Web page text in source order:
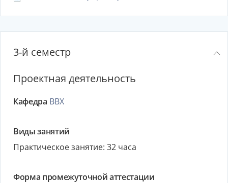
3-й семестр
Проектная деятельность
Кафедра ВВХ
Виды занятий
Практическое занятие: 32 часа
Форма промежуточной аттестации